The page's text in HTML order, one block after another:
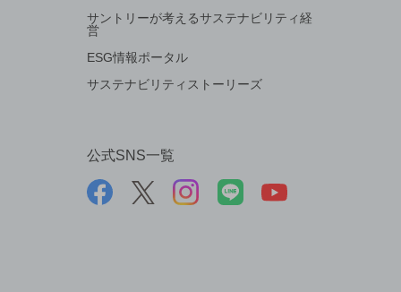
サントリーが考えるサステナビリティ経
営
ESG情報ポータル
サステナビリティストーリーズ
公式SNS一覧